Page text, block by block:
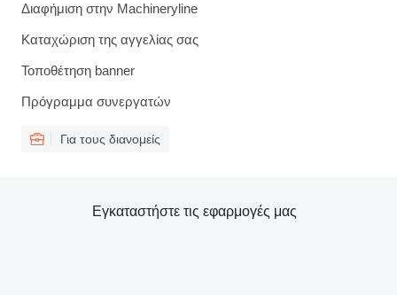
Διαφήμιση στην Machineryline
Καταχώριση της αγγελίας σας
Τοποθέτηση banner
Πρόγραμμα συνεργατών
Για τους διανομείς
Εγκαταστήστε τις εφαρμογές μας